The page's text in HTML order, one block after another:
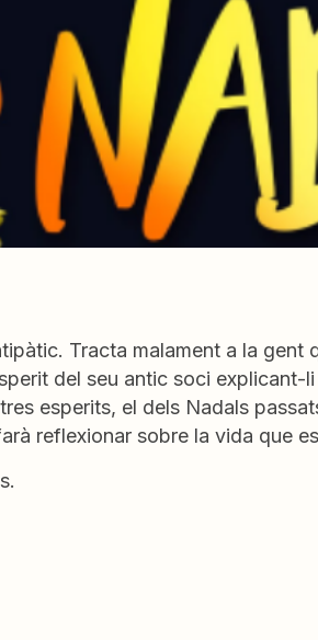
Tracta malament a la gent
del seu antic soci explicant-
esperits, el dels Nadals
reflexionar sobre la vida que